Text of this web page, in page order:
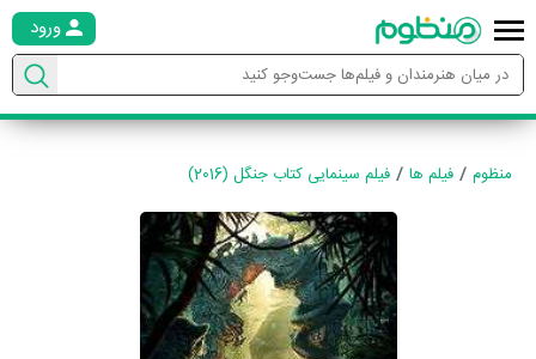
ورود
منظوم فیلم ها فیلم سینمایی کتاب جنگل (2016)